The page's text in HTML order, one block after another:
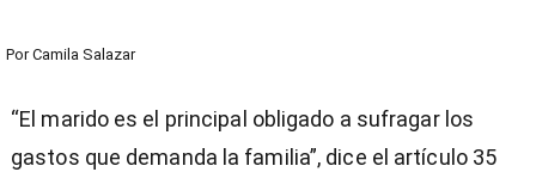
Por Camila Salazar
“El marido es el principal obligado a sufragar los
gastos que demanda la familia”, dice el artículo 35